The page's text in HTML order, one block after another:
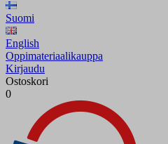
Suomi
English
Oppimateriaalikauppa
Kirjaudu
Ostoskori
0